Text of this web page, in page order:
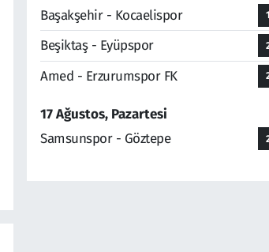
Başakşehir - Kocaelispor
Beşiktaş - Eyüpspor
Amed - Erzurumspor FK
17 Ağustos, Pazartesi
Samsunspor - Göztepe